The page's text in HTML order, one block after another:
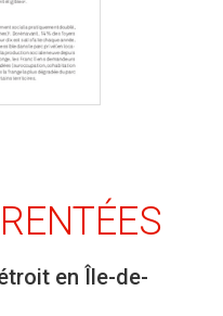
en Île-de-